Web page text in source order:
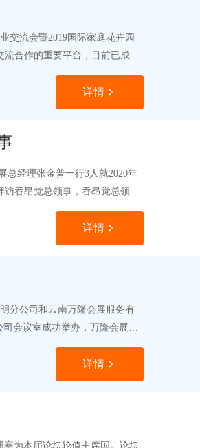
交流会暨2019国际家庭花卉园
合作的重要平台，目前已成功
详情
总经理张金普一行3人就2020年
吞昂觉总领事，吞昂觉总领事
详情
分公司和云南万隆会展服务有
会议室成功举办，万隆会展在
详情
为本届论坛轮值主席国。论坛